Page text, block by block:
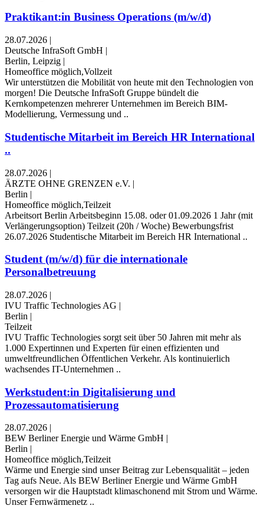
Praktikant:in Business Operations (m/w/d)
28.07.2026 |
Deutsche InfraSoft GmbH |
Berlin, Leipzig |
Homeoffice möglich,Vollzeit
Wir unterstützen die Mobilität von heute mit den Technologien von
morgen! Die Deutsche InfraSoft Gruppe bündelt die
Kernkompetenzen mehrerer Unternehmen im Bereich BIM-
Modellierung, Vermessung und ..
Studentische Mitarbeit im Bereich HR International
..
28.07.2026 |
ÄRZTE OHNE GRENZEN e.V. |
Berlin |
Homeoffice möglich,Teilzeit
Arbeitsort Berlin Arbeitsbeginn 15.08. oder 01.09.2026 1 Jahr (mit
Verlängerungsoption) Teilzeit (20h / Woche) Bewerbungsfrist
26.07.2026 Studentische Mitarbeit im Bereich HR International ..
Student (m/w/d) für die internationale
Personalbetreuung
28.07.2026 |
IVU Traffic Technologies AG |
Berlin |
Teilzeit
IVU Traffic Technologies sorgt seit über 50 Jahren mit mehr als
1.000 Expertinnen und Experten für einen effizienten und
umweltfreundlichen Öffentlichen Verkehr. Als kontinuierlich
wachsendes IT-Unternehmen ..
Werkstudent:in Digitalisierung und
Prozessautomatisierung
28.07.2026 |
BEW Berliner Energie und Wärme GmbH |
Berlin |
Homeoffice möglich,Teilzeit
Wärme und Energie sind unser Beitrag zur Lebensqualität – jeden
Tag aufs Neue. Als BEW Berliner Energie und Wärme GmbH
versorgen wir die Hauptstadt klimaschonend mit Strom und Wärme.
Unser Fernwärmenetz ..